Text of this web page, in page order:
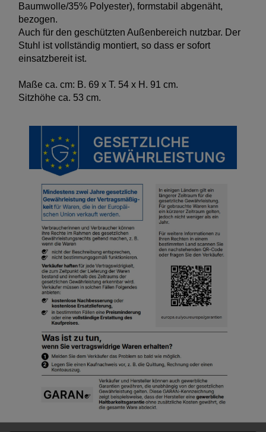
Baumwolle/35% Polyester), formstabil abgenäht,
bezogen.
Auch für den geschützten Außenbereich nutzbar. Der
Stuhl ist vollständig montiert, so dass er sofort
einsatzbereit ist.
Maße ca. cm: B. 69 x T. 54 x H. 91 cm.
Sitzhöhe ca. 53 cm.